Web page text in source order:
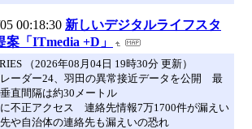
00:18:30 新しいデジタルライフスタ
案「ITmedia +D」
（2026年08月04日 19時30分 更新）
ーダー24、羽田の異常接近データを公開 最
直間隔は約30メートル
不正アクセス 連絡先情報7万1700件が漏えい
や自治体の連絡先も漏えいの恐れ